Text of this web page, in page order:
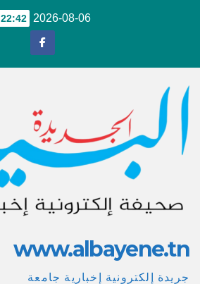
2026-08-06
22:42
www.albayene.tn
جريدة إلكترونية إخبارية جامعة